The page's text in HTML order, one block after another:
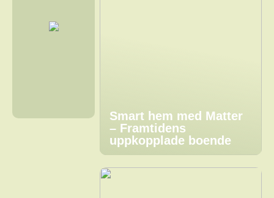
Smart hem med Matter
– Framtidens
uppkopplade boende